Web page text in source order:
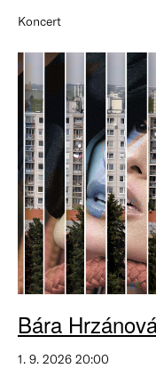
Koncert
Bára
1. 9. 2026 20:00